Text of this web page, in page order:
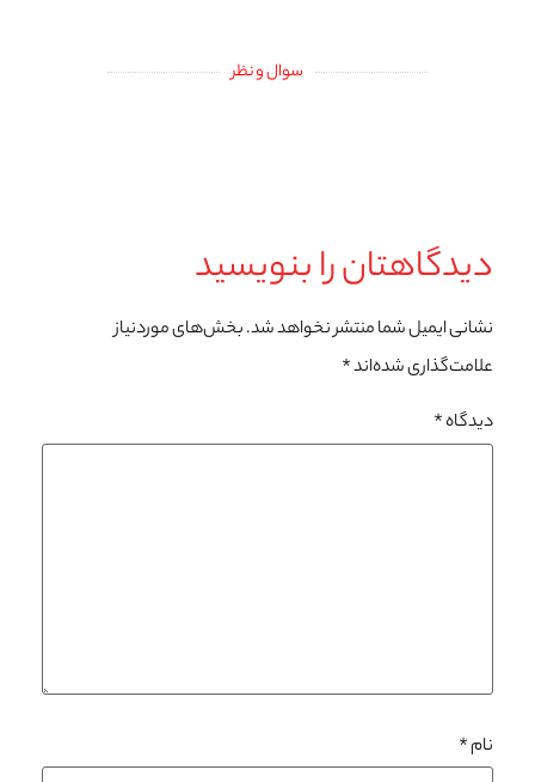
سوال و نظر
دیدگاهتان را بنویسید
نشانی ایمیل شما منتشر نخواهد شد.بخش‌های موردنیاز
علامت‌گذاری شده‌اند*
دیدگاه*
نام*